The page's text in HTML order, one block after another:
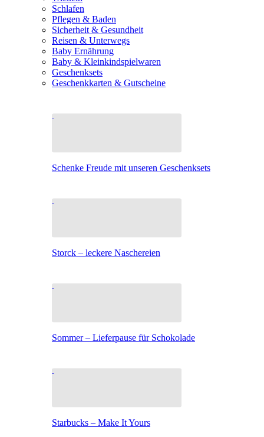
Schlafen
Pflegen & Baden
Sicherheit & Gesundheit
Reisen & Unterwegs
Baby Ernährung
Baby & Kleinkindspielwaren
Geschenksets
Geschenkkarten & Gutscheine
Schenke Freude mit unseren Geschenksets
Storck – leckere Naschereien
Sommer – Lieferpause für Schokolade
Starbucks – Make It Yours